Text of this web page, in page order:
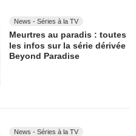
News - Séries à la TV
Meurtres au paradis : toutes
les infos sur la série dérivée
Beyond Paradise
News - Séries à la TV